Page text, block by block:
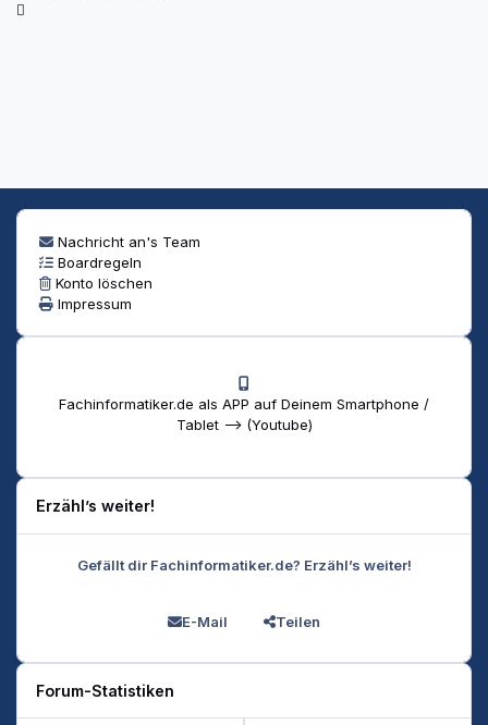
Nachricht an's Team
Boardregeln
Konto löschen
Impressum
Fachinformatiker.de als APP auf Deinem Smartphone /
Tablet --> (Youtube)
Erzähl’s weiter!
Gefällt dir Fachinformatiker.de? Erzähl’s weiter!
E-Mail Teilen
Forum-Statistiken